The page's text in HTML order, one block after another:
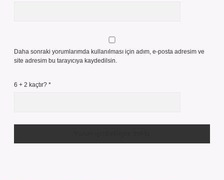
Daha sonraki yorumlarımda kullanılması için adım, e-posta adresim ve
site adresim bu tarayıcıya kaydedilsin.
6 + 2 kaçtır? *